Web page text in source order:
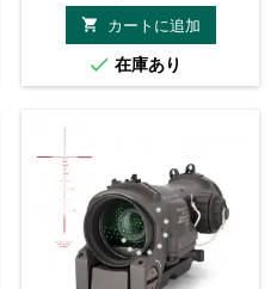
格

カートに追加
 在庫あり